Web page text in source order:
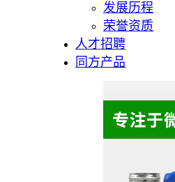
发展历程
荣誉资质
人才招聘
同方产品